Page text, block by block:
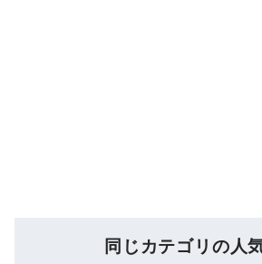
同じカテゴリの人